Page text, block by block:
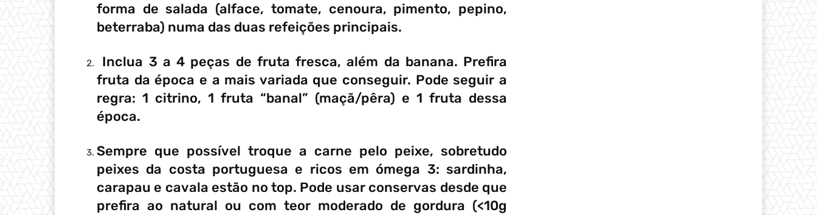
forma de salada (alface, tomate, cenoura, pimento, pepino,
beterraba) numa das duas refeições principais.
Inclua 3 a 4 peças de fruta fresca, além da banana. Prefira
fruta da época e a mais variada que conseguir. Pode seguir a
regra: 1 citrino, 1 fruta “banal” (maçã/pêra) e 1 fruta dessa
época.
Sempre que possível troque a carne pelo peixe, sobretudo
peixes da costa portuguesa e ricos em ómega 3: sardinha,
carapau e cavala estão no top. Pode usar conservas desde que
prefira ao natural ou com teor moderado de gordura (<10g